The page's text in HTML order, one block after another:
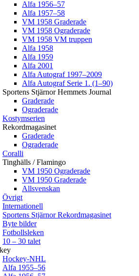
Alfa 1956–57
Alfa 1957–58
VM 1958 Graderade
VM 1958 Ograderade
VM 1958 VM truppen
Alfa 1958
Alfa 1959
Alfa 2001
Alfa Autograf 1997–2009
Alfa Autograf Serie 1. (1–90)
Sportens Stjärnor Hemmets Journal
Graderade
Ograderade
Kostymserien
Rekordmagasinet
Graderade
Ograderade
Coralli
Tinghälls / Flamingo
VM 1950 Ograderade
VM 1950 Graderade
Allsvenskan
Övrigt
Internationell
Sportens Stjärnor Rekordmagasinet
Byte bilder
Fotbollsleken
10 – 30 talet
Hockey-NHL
Alfa 1955–56